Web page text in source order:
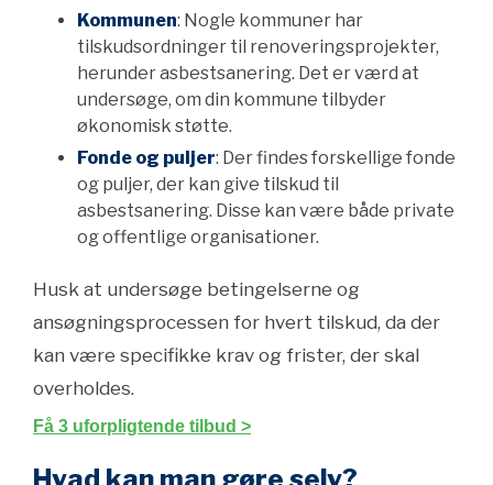
Kommunen: Nogle kommuner har
tilskudsordninger til renoveringsprojekter,
herunder asbestsanering. Det er værd at
undersøge, om din kommune tilbyder
økonomisk støtte.
Fonde og puljer: Der findes forskellige fonde
og puljer, der kan give tilskud til
asbestsanering. Disse kan være både private
og offentlige organisationer.
Husk at undersøge betingelserne og
ansøgningsprocessen for hvert tilskud, da der
kan være specifikke krav og frister, der skal
overholdes.
Få 3 uforpligtende tilbud >